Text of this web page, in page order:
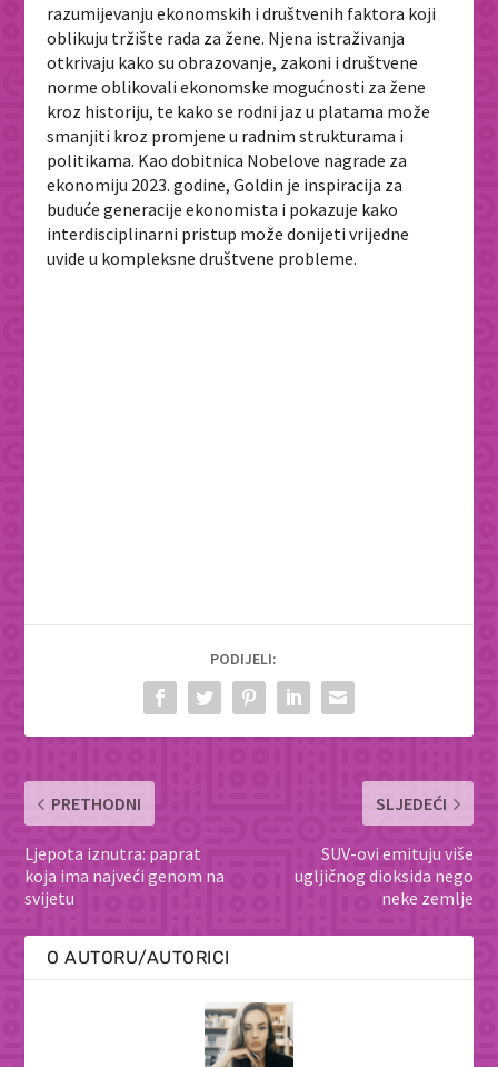
razumijevanju ekonomskih i društvenih faktora koji
oblikuju tržište rada za žene. Njena istraživanja
otkrivaju kako su obrazovanje, zakoni i društvene
norme oblikovali ekonomske mogućnosti za žene
kroz historiju, te kako se rodni jaz u platama može
smanjiti kroz promjene u radnim strukturama i
politikama. Kao dobitnica Nobelove nagrade za
ekonomiju 2023. godine, Goldin je inspiracija za
buduće generacije ekonomista i pokazuje kako
interdisciplinarni pristup može donijeti vrijedne
uvide u kompleksne društvene probleme.
PODIJELI:
PRETHODNI
Ljepota iznutra: paprat
koja ima najveći genom na
svijetu
SLJEDEĆI
SUV-ovi emituju više
ugljičnog dioksida nego
neke zemlje
O AUTORU/AUTORICI